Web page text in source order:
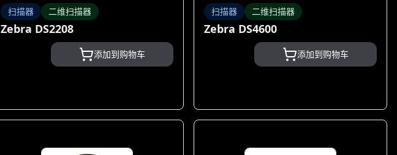
扫描器 二维扫描器
Zebra DS2208
添加到购物车
扫描器 二维扫描器
Zebra DS4600
添加到购物车